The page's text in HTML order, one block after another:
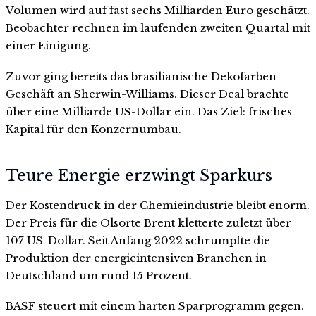
Volumen wird auf fast sechs Milliarden Euro geschätzt.
Beobachter rechnen im laufenden zweiten Quartal mit
einer Einigung.
Zuvor ging bereits das brasilianische Dekofarben-
Geschäft an Sherwin-Williams. Dieser Deal brachte
über eine Milliarde US-Dollar ein. Das Ziel: frisches
Kapital für den Konzernumbau.
Teure Energie erzwingt Sparkurs
Der Kostendruck in der Chemieindustrie bleibt enorm.
Der Preis für die Ölsorte Brent kletterte zuletzt über
107 US-Dollar. Seit Anfang 2022 schrumpfte die
Produktion der energieintensiven Branchen in
Deutschland um rund 15 Prozent.
BASF steuert mit einem harten Sparprogramm gegen.